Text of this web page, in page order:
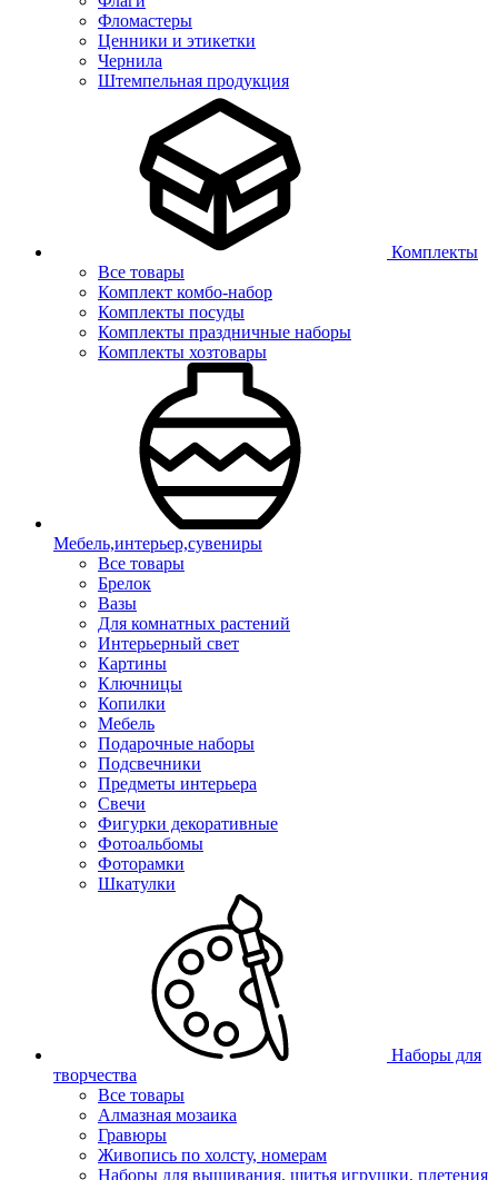
Фломастеры
Ценники и этикетки
Чернила
Штемпельная продукция
Комплекты
Все товары
Комплект комбо-набор
Комплекты посуды
Комплекты праздничные наборы
Комплекты хозтовары
Мебель,интерьер,сувениры
Все товары
Брелок
Вазы
Для комнатных растений
Интерьерный свет
Картины
Ключницы
Копилки
Мебель
Подарочные наборы
Подсвечники
Предметы интерьера
Свечи
Фигурки декоративные
Фотоальбомы
Фоторамки
Шкатулки
Наборы для
творчества
Все товары
Алмазная мозаика
Гравюры
Живопись по холсту, номерам
Наборы для вышивания, шитья игрушки, плетения